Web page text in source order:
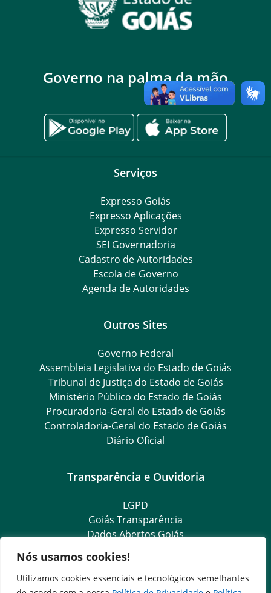
Nós usamos cookies!
Utilizamos cookies essenciais e tecnológicos semelhantes
Governo na palma da mão
Serviços
Expresso Goiás
Expresso Aplicações
Expresso Servidor
SEI Governadoria
Cadastro de Autoridades
Escola de Governo
Agenda de Autoridades
Outros Sites
Governo Federal
Assembleia Legislativa do Estado de Goiás
Tribunal de Justiça do Estado de Goiás
Ministério Público do Estado de Goiás
Procuradoria-Geral do Estado de Goiás
Controladoria-Geral do Estado de Goiás
Diário Oficial
Transparência e Ouvidoria
LGPD
Goiás Transparência
Dados Abertos Goiás
Ouvidoria Geral
SIC – Serviço de Informação ao Cidadão